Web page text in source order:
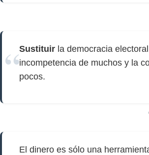
Sustituir la democracia
incompetencia de muchos y la
pocos.
El dinero es sólo una